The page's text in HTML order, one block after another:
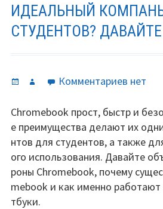
ИДЕАЛЬНЫЙ
СТУДЕНТОВ?
Опубликовано
Автор Комментариевк
Почему
—
для
нет
Chromebook прост, быстр и
е преимущества делают их
нтов для студентов, а также
ого использования. Давайте
роны Chromebook, почему
mebook и как именно
тбуки.